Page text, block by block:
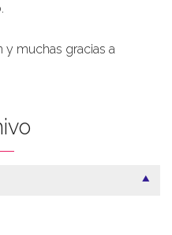
y muchas gracias a